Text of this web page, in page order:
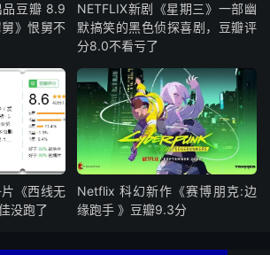
豆瓣 8.9
》恨舅不
NETFLIX新剧《星期三》一部幽
默搞笑的黑色侦探喜剧，豆瓣评
分8.0不看亏了
《西线无
没跑了
Netflix 科幻新作《赛博朋克:边
缘跑手 》豆瓣9.3分